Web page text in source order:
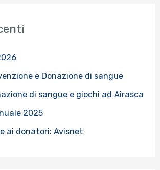
e Donazione di sangue
di sangue e giochi ad Airasca
2025
ai donatori: Avisnet